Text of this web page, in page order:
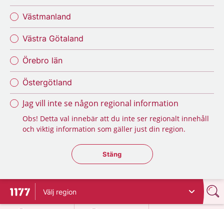
Västmanland
Västra Götaland
Örebro län
Östergötland
Jag vill inte se någon regional information
Obs! Detta val innebär att du inte ser regionalt innehåll
och viktig information som gäller just din region.
Stäng regionsväljaren
Stäng
Till startsidan för 1177
Välj region
på 1177.se
på 1177.se